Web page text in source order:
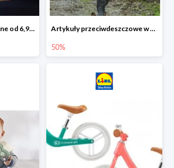
Halloween w Lidlu Online od 6,99 zł Artykuły przeciwdeszczowe w Lodilu Online do -50%
50%